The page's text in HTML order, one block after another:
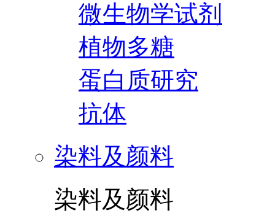
微生物学试剂
植物多糖
蛋白质研究
抗体
染料及颜料
染料及颜料